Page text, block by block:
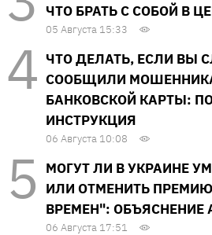
ЧТО БРАТЬ С СОБОЙ В
05 Августа 15:33
ЧТО ДЕЛАТЬ, ЕСЛИ ВЫ
СООБЩИЛИ
БАНКОВСКОЙ КАРТЫ:
ИНСТРУКЦИЯ
06 Августа 10:08
МОГУТ ЛИ В УКРАИНЕ
ИЛИ ОТМЕНИТЬ
ВРЕМЕН": ОБЪЯСНЕНИЕ
06 Августа 17:51